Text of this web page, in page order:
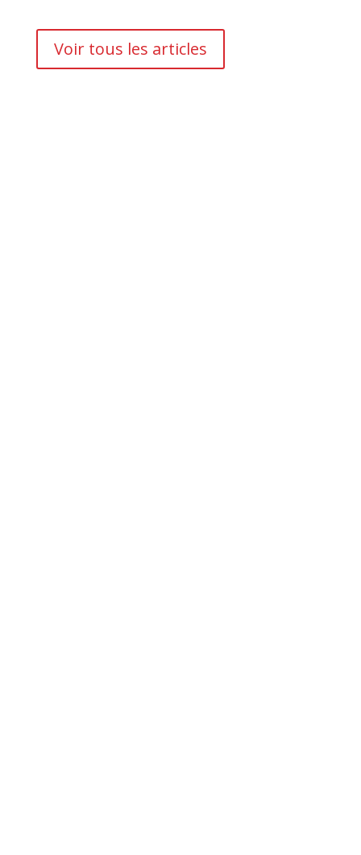
Voir tous les articles